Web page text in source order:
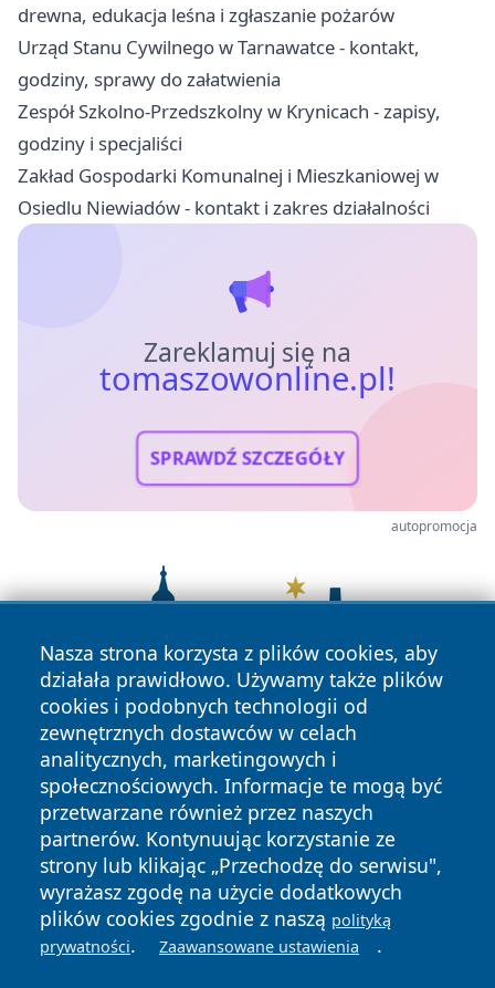
drewna, edukacja leśna i zgłaszanie pożarów
Urząd Stanu Cywilnego w Tarnawatce - kontakt,
godziny, sprawy do załatwienia
Zespół Szkolno-Przedszkolny w Krynicach - zapisy,
godziny i specjaliści
Zakład Gospodarki Komunalnej i Mieszkaniowej w
Osiedlu Niewiadów - kontakt i zakres działalności
Zareklamuj się na
tomaszowonline.pl!
SPRAWDŹ SZCZEGÓŁY
autopromocja
Nasza strona korzysta z plików cookies, aby
działała prawidłowo. Używamy także plików
cookies i podobnych technologii od
zewnętrznych dostawców w celach
analitycznych, marketingowych i
społecznościowych. Informacje te mogą być
przetwarzane również przez naszych
partnerów. Kontynuując korzystanie ze
strony lub klikając „Przechodzę do serwisu",
wyrażasz zgodę na użycie dodatkowych
plików cookies zgodnie z naszą polityką
prywatności. Zaawansowane ustawienia .
Copyright © 2026 tomaszowonline.pl Wszystkie prawa
zastrzeżone.